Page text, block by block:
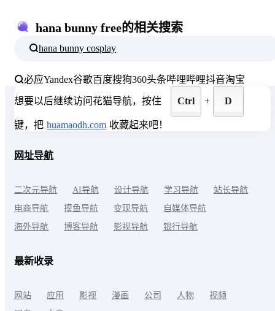
hana bunny free的相关搜索
hana bunny cosplay
必应Yandex谷歌百度搜狗360头条哔哩哔哩抖音淘宝
想要以后继续访问花猫导航，按住 Ctrl + D
键，把 huamaodh.com 收藏起来吧！
网址导航
二次元导航 AI导航 设计导航 学习导航
站长导航
电商导航
摸鱼导航 变现导航
自媒体导航
海外导航
博客导航 影视导航 银行导航
最新收录
网站 应用 影视 漫画 公司 人物
视频